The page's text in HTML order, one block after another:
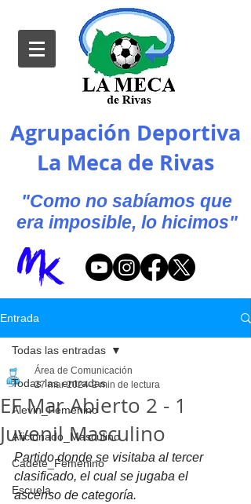
Agrupación Deportiva
La Meca de Rivas
"Como no sabíamos que
era imposible, lo hicimos"
Entrada
Todas las entradas
Alevin_Femenino
Aficionado_Masculino
Cadete_Femenino
Escuela
Todas las entradas
EF Mar Abierto 2 - 1
Juvenil Masculino
Área de Comunicación
27 mar 2024 2 min de lectura
Partido donde se visitaba al tercer
clasificado, el cual se jugaba el
ascenso de categoría.